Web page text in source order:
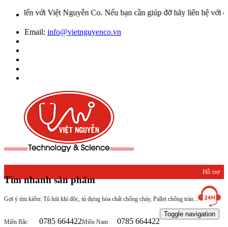
Việt Nguyễn Co. Nếu bạn cần giúp đỡ hãy liên hệ với chúng tôi qua
Email: info@vietnguyenco.vn
Tìm nhanh sản phẩm
Gợi ý tìm kiếm: Tủ hút khí độc, tủ đựng hóa chất chống cháy, Pallet chống tràn...
Hỗ trợ
khách
hàng
Miền Bắc 0785 664422Miền Nam 0785 664422
Toggle navigation